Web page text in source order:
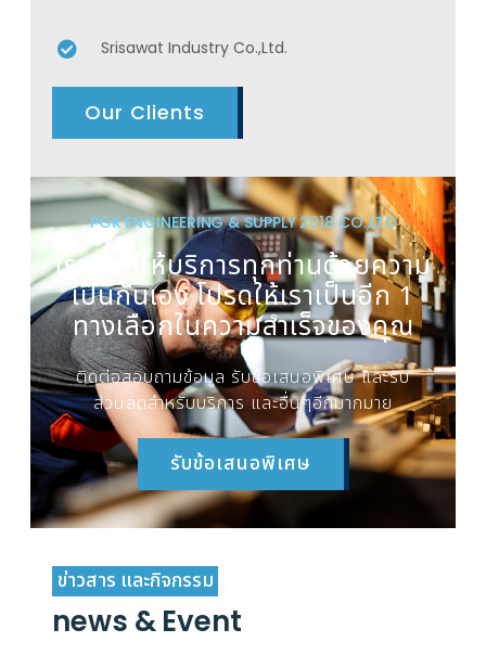
Srisawat Industry Co.,Ltd.
Our Clients
PGK ENGINEERING & SUPPLY 2018 CO.,LTD
เรายินดีให้บริการทุกท่านด้วยความ
เป็นกันเอง โปรดให้เราเป็นอีก 1
ทางเลือกในความสำเร็จของคุณ
ติดต่อสอบถามข้อมูล รับข้อเสนอพิเศษ และรับ
ส่วนลดสำหรับบริการ และอื่นๆอีกมากมาย
รับข้อเสนอพิเศษ
ข่าวสาร และกิจกรรม
news & Event